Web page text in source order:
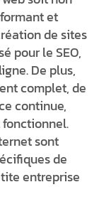
et
de sites
pour le SEO,
De plus,
complet, de
continue,
sont
de
entreprise